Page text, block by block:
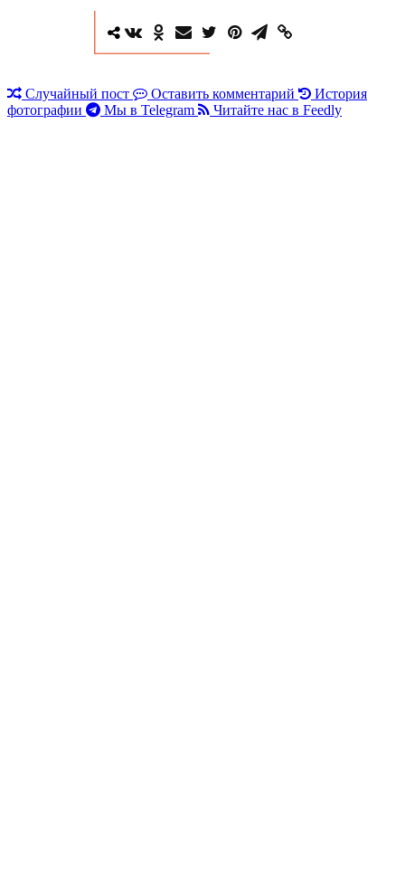
Случайный пост Оставить комментарий
История
фотографии
Мы в Telegram Читайте нас в Feedly